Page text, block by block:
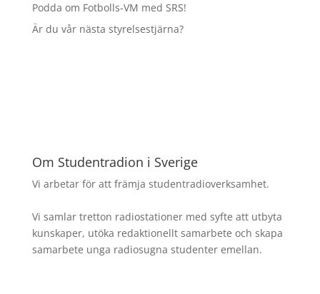
Podda om Fotbolls-VM med SRS!
Är du vår nästa styrelsestjärna?
Om Studentradion i Sverige
Vi arbetar för att främja studentradioverksamhet.
Vi samlar tretton radiostationer med syfte att utbyta
kunskaper, utöka redaktionellt samarbete och skapa
samarbete unga radiosugna studenter emellan.